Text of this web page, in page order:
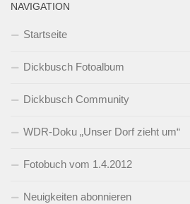
NAVIGATION
Startseite
Dickbusch Fotoalbum
Dickbusch Community
WDR-Doku „Unser Dorf zieht um“
Fotobuch vom 1.4.2012
Neuigkeiten abonnieren